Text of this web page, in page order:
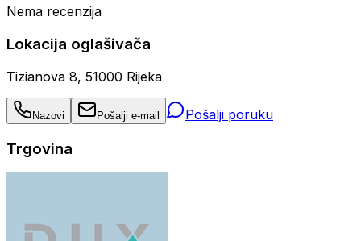
Nema recenzija
Lokacija oglašivača
Tizianova 8, 51000 Rijeka
Nazovi Pošalji e-mail Pošalji poruku
Trgovina